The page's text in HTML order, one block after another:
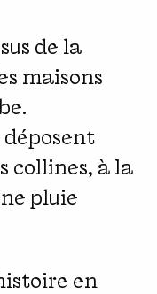
de la
maisons
déposent
collines, à la
pluie
en